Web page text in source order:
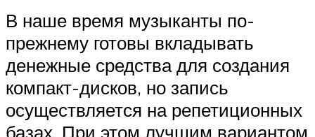
В наше время музыканты по-
прежнему готовы вкладывать
денежные средства для создания
компакт-дисков, но запись
осуществляется на репетиционных
базах. При этом лучшим вариантом